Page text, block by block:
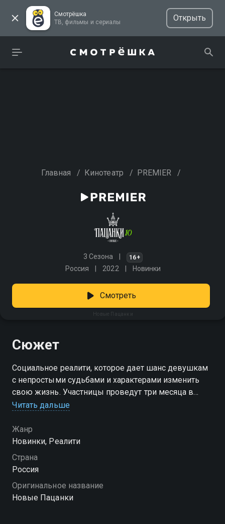
Смотрёшка
ТВ, фильмы и сериалы
Открыть
Главная / Кинотеатр / PREMIER /
3 Сезона 16+
Россия 2022 Новинки
Новые Пацанки
Смотреть
Сюжет
Социальное реалити, которое дает шанс девушкам
с непростыми судьбами и характерами изменить
свою жизнь. Участницы проведут три месяца в
Школе Леди, где им предстоит пройти через
преподавателями. Это поможет пацанкам
проработать травмы прошлого и заново обрести
себя.
Читать дальше
Жанр
Новинки, Реалити
Страна
Россия
Оригинальное название
Новые Пацанки